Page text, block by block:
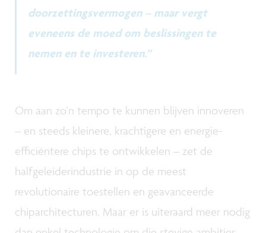
doorzettingsvermogen – maar vergt
eveneens de moed om beslissingen te
nemen en te investeren.”
Om aan zo’n tempo te kunnen blijven innoveren
– en steeds kleinere, krachtigere en energie-
efficiëntere chips te ontwikkelen – zet de
halfgeleiderindustrie in op de meest
revolutionaire toestellen en geavanceerde
chiparchitecturen. Maar er is uiteraard meer nodig